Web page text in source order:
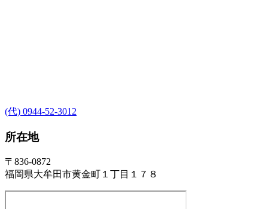
(代) 0944-52-3012
所在地
〒836-0872
福岡県大牟田市黄金町１丁目１７８